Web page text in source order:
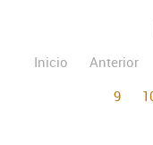
Inicio
Anterior
9